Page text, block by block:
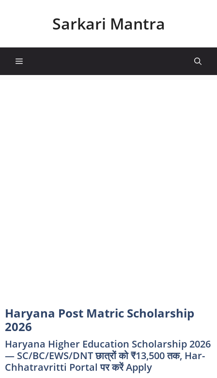
Sarkari Mantra
Menu
Haryana Post Matric Scholarship
2026
Haryana Higher Education Scholarship 2026
— SC/BC/EWS/DNT छात्रों को ₹13,500 तक, Har-
Chhatravritti Portal पर करें Apply